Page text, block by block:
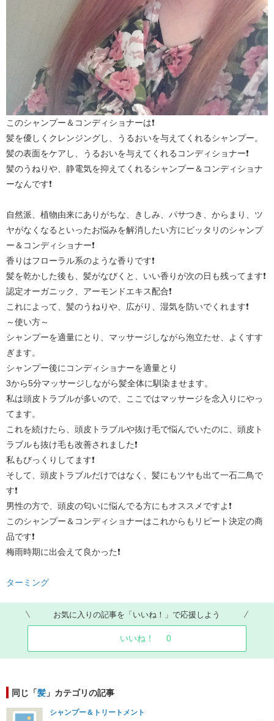
このシャンプー＆コンディショナーは❗
髪を優しくクレンジングし、うるおいを与えてくれるシャンプー。
髪の表面をケアし、うるおいを与えてくれるコンディショナー❗
髪のうねりや、静電気を抑えてくれるシャンプー＆コンディショナ
ーなんです❗
自然派、植物由来にありがちな、きしみ、パサつき、からまり、ツ
ヤがなくなるといったお悩みを解消したい方にピッタリのシャンプ
ー＆コンディショナー❗
香りはフローラル系のような香りです❗
髪を乾かした後も、髪がなびくと、いい香りが次の日も残ってます❗
認定オーガニック、アーモンドエキス配合❗
これによって、髪のうねりや、広がり、湿気を防いでくれます❗
～使い方～
シャンプーを適量にとり、マッサージしながら泡立たせ、よくすす
ぎます。
シャンプー後にコンディショナーを適量とり
3から5分マッサージしながら髪全体に馴染ませます。
私は頭皮トラブルが多いので、ここではマッサージを念入りにやっ
てます。
これを続けたら、頭皮トラブルや抜け毛で悩んでいたのに、頭皮ト
ラブルも抜け毛も改善されました❗
私もびっくりしてます❗
そして、頭皮トラブルだけではなく、髪にもツヤも出て一石二鳥で
す❗
男性の方で、頭皮の匂いに悩んでる方にもオススメですよ❗
このシャンプー＆コンディショナーはこれからもリピート決定の商
品です❗
梅雨時期に出会えて良かった❗
ターミング
お気に入りの記事を「いいね！」で応援しよう
いいね！ 0
同じ「髪 」カテゴリの記事
シャンプー＆トリートメント